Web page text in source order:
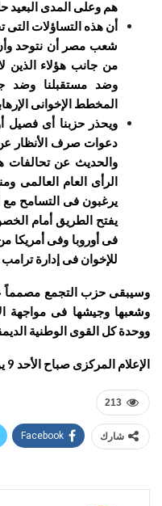
هم وعلى المدى البعيد
أن هذه التساؤلات التى
شعب مصر أن نتوحد وأن
من جانب هؤلاء الذين
وضد مستقبلنا وضد
المخطط الإخوانى
ويحذر حزبنا أى فصيل
دعوات صرف الأنظار عن
والحديث عن تحالفات
الرأى العام العالمى
يرغبون فى التسامح مع
يفتح الطريق أمام
فى أوروبا وفى أمريكا
للإخوان فى إدارة
وسيبقى حزب التجمع مصمماً
وشعبها وجيشها فى مواجهة
ووحدة كل القوى الوطنية
الإعلام المركزى صباح الأحد 9 يوليو 2017
213
شارك Facebook